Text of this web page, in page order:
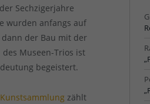
Sechzigerjahre
wurden anfangs auf
dann der Bau mit der
Museen-Trios ist
begeistert.
Kunstsammlung zählt